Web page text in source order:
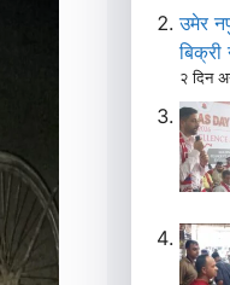
उमेर
बिक्री
२ दिन